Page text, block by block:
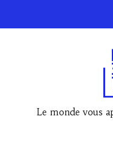
Le monde vous